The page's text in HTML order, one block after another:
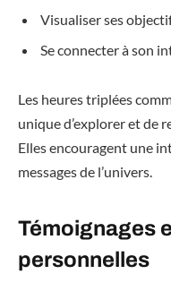
Visualiser ses
Se connecter à son
Les heures triplées
unique d’explorer et de
Elles encouragent une
messages de l’univers.
Témoignages
personnelles